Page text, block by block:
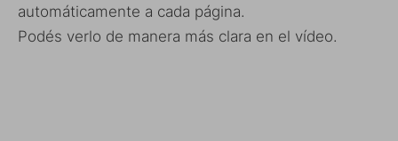
automáticamente a cada página.
Podés verlo de manera más clara en el vídeo.